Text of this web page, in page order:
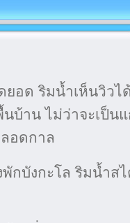
ยอด ริมน้ำเห็นวิวไ
บ้าน ไม่ว่าจะเป็น
อดกาล
พักบังกะโล ริมน้ำส